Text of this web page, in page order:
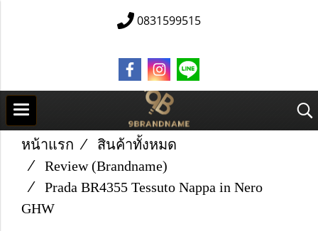
0831599515
หน้าแรก
สินค้าทั้งหมด
Review (Brandname)
Prada BR4355 Tessuto Nappa in Nero
GHW